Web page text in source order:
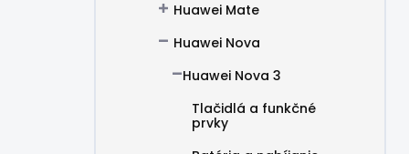
Huawei Mate
Huawei Nova
Huawei Nova 3
Tlačidlá a funkčné
prvky